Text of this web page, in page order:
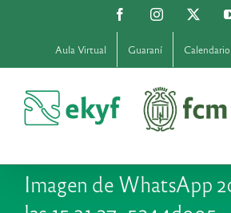
FacebookInstagram
Aula Virtual Guaraní
Imagen de WhatsApp